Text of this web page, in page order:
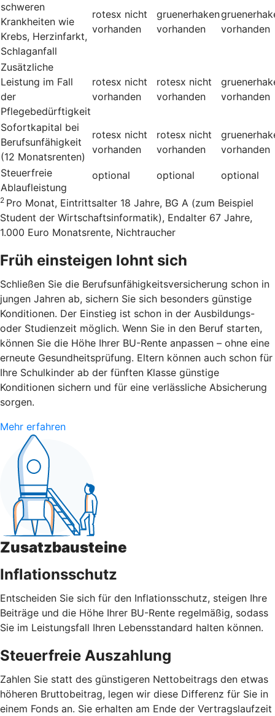
schweren
Krankheiten wie
Krebs, Herzinfarkt,
Schlaganfall
rotesx nicht
vorhanden
gruenerhaken
vorhanden
vorhanden
Zusätzliche
Leistung im Fall
der
Pflegebedürftigkeit
rotesx nicht
vorhanden
rotesx nicht
vorhanden
vorhanden
Sofortkapital bei
Berufsunfähigkeit
(12 Monatsrenten)
rotesx nicht
vorhanden
rotesx nicht
vorhanden
vorhanden
Steuerfreie
Ablaufleistung
optional optional optional
2 Pro Monat, Eintrittsalter 18 Jahre, BG A (zum Beispiel
Student der Wirtschaftsinformatik), Endalter 67 Jahre,
1.000 Euro Monatsrente, Nichtraucher
Früh einsteigen lohnt sich
Schließen Sie die Berufsunfähigkeitsversicherung schon in
jungen Jahren ab, sichern Sie sich besonders günstige
Konditionen. Der Einstieg ist schon in der Ausbildungs-
oder Studienzeit möglich. Wenn Sie in den Beruf starten,
können Sie die Höhe Ihrer BU-Rente anpassen – ohne eine
erneute Gesundheitsprüfung. Eltern können auch schon für
Ihre Schulkinder ab der fünften Klasse günstige
Konditionen sichern und für eine verlässliche Absicherung
sorgen.
Mehr erfahren
Zusatzbausteine
Inflationsschutz
Entscheiden Sie sich für den Inflationsschutz, steigen Ihre
Beiträge und die Höhe Ihrer BU-Rente regelmäßig, sodass
Sie im Leistungsfall Ihren Lebensstandard halten können.
Steuerfreie Auszahlung
Zahlen Sie statt des günstigeren Nettobeitrags den etwas
höheren Bruttobeitrag, legen wir diese Differenz für Sie in
einem Fonds an. Sie erhalten am Ende der Vertragslaufzeit